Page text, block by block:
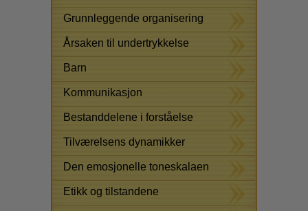
Grunnleggende organisering
Årsaken til undertrykkelse
Barn
Kommunikasjon
Bestanddelene i forståelse
Tilværelsens dynamikker
Den emosjonelle toneskalaen
Etikk og tilstandene